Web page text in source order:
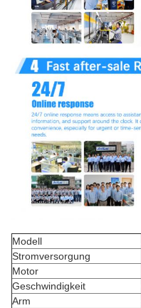
Modell
Stromversorgung
Motor
Geschwindigkeit
Arm